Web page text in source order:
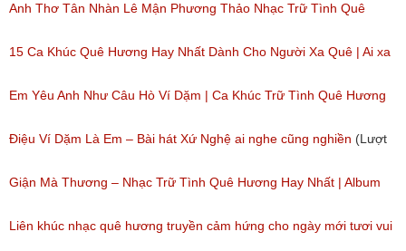
nghe: 430)
Anh Thơ Tân Nhàn Lê Mận Phương Thảo Nhạc Trữ Tình Quê
Hương Tuyển Chọn
(Lượt nghe: 443)
15 Ca Khúc Quê Hương Hay Nhất Dành Cho Người Xa Quê | Ai xa
quê cũng muốn nghe
(Lượt nghe: 201)
Em Yêu Anh Như Câu Hò Ví Dặm | Ca Khúc Trữ Tình Quê Hương
Anh Thơ
(Lượt nghe: 50)
Điệu Ví Dặm Là Em – Bài hát Xứ Nghệ ai nghe cũng nghiền (Lượt
nghe: 84)
Giận Mà Thương – Nhạc Trữ Tình Quê Hương Hay Nhất | Album
Anh Thơ Trọng Tấn
Liên khúc nhạc quê hương truyền cảm hứng cho ngày mới tươi vui